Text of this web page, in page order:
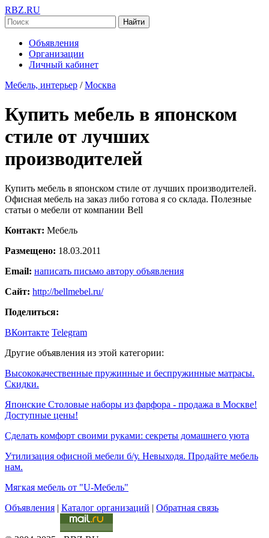
RBZ.RU
Найти
Объявления
Организации
Личный кабинет
Мебель, интерьер / Москва
Купить мебель в японском
стиле от лучших
производителей
Купить мебель в японском стиле от лучших производителей.
Офисная мебель на заказ либо готова я со склада. Полезные
статьи о мебели от компании Bell
Контакт: Мебель
Размещено: 18.03.2011
Email: написать письмо автору объявления
Сайт: http://bellmebel.ru/
Поделиться:
ВКонтакте Telegram
Другие объявления из этой категории:
Высококачественные пружинные и беспружинные матрасы.
Скидки.
Японские Столовые наборы из фарфора - продажа в Москве!
Доступные цены!
Cделать комфорт своими руками: секреты домашнего уюта
Утилизация офисной мебели б/у. Невыходя. Продайте мебель
нам.
Мягкая мебель от "U-Мебель"
Объявления | Каталог организаций | Обратная связь